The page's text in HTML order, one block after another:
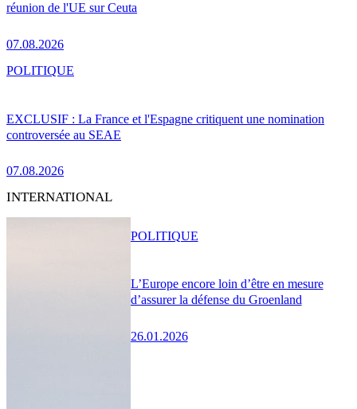
réunion de l'UE sur Ceuta
07.08.2026
EXCLUSIF : La France et l'Espagne critiquent une nomination
controversée au SEAE
07.08.2026
POLITIQUE
INTERNATIONAL
L’Europe encore loin d’être en mesure
d’assurer la défense du Groenland
26.01.2026
POLITIQUE